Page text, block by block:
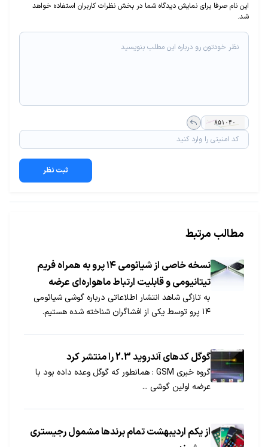
این نام صرفا برای نمایش دیدگاه شما در بخش نظرات کاربران استفاده خواهد
شد.
ثبت نظر
مطالب مرتبط
نسخه خاصی از شیائومی ۱۴ پرو به همراه فریم
تیتانیومی و قابلیت ارتباط ماهواره‌ای عرضه
خواهد شد!
به تازگی شاهد انتشار اطلاعاتی درباره گوشی شیائومی
۱۴ پرو توسط یکی از افشاگران شناخته شده هستیم.
گوگل کدهای آندروید 2.3 را منتشر کرد
گروه خبری GSM : همانطور که گوگل وعده داده بود با
عرضه اولین گوشی ...
از یکم اردیبهشت تمام برندها مشمول رجیستری